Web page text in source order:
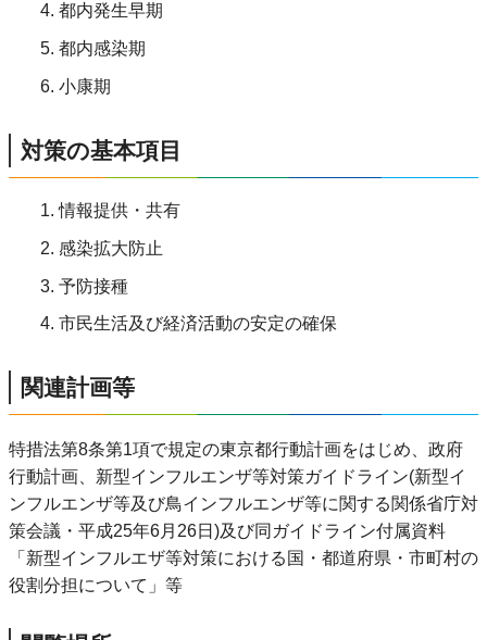
都内発生早期
都内感染期
小康期
対策の基本項目
情報提供・共有
感染拡大防止
予防接種
市民生活及び経済活動の安定の確保
関連計画等
特措法第8条第1項で規定の東京都行動計画をはじめ、政府
行動計画、新型インフルエンザ等対策ガイドライン(新型イ
ンフルエンザ等及び鳥インフルエンザ等に関する関係省庁対
策会議・平成25年6月26日)及び同ガイドライン付属資料
「新型インフルエザ等対策における国・都道府県・市町村の
役割分担について」等